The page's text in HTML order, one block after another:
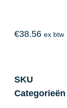
€38.56 ex btw
SKU
Categorieën